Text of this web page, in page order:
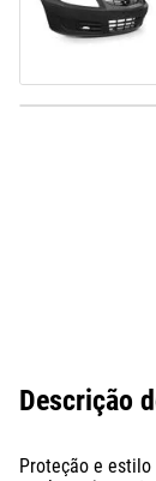
Descrição
Proteção e